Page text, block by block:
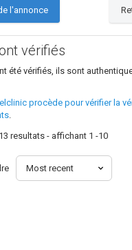
l'annonce
vérifiés
été vérifiés, ils sont
procède pour vérifier la
13 resultats - affichant 1 -10